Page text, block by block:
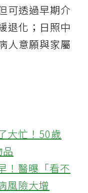
可透過早期介
退化；日照中
人意願與家屬
大忙！50歲
！醫曝「看不
風險大增